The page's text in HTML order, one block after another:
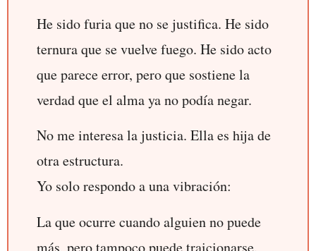
He sido furia que no se justifica. He sido
ternura que se vuelve fuego. He sido acto
que parece error, pero que sostiene la
verdad que el alma ya no podía negar.
No me interesa la justicia. Ella es hija de
otra estructura.
Yo solo respondo a una vibración:
La que ocurre cuando alguien no puede
más, pero tampoco puede traicionarse.